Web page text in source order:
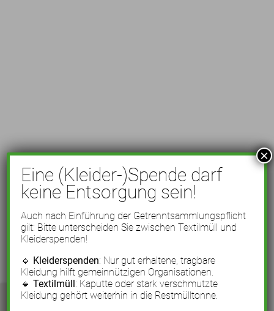
Eine (Kleider-)Spende darf
keine Entsorgung sein!
Auch nach Einführung der Getrenntsammlungspflicht
gilt: Bitte unterscheiden Sie zwischen Textilmüll und
Kleiderspenden!
🔹 Kleiderspenden: Nur gut erhaltene, tragbare
Kleidung hilft gemeinnützigen Organisationen.
🔹Textilmüll: Kaputte oder stark verschmutzte
Kleidung gehört weiterhin in die Restmülltonne.
×